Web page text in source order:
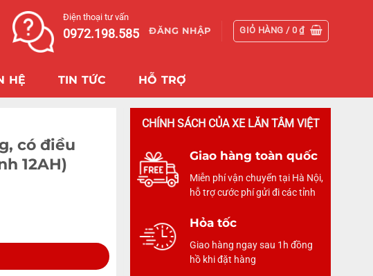
Điện thoại tư vấn
0972.198.585 ĐĂNG NHẬP GIỎ HÀNG / 0₫
HỆ TIN TỨC HỖ TRỢ
có điều
12AH)
CHÍNH SÁCH CỦA XE LĂN TÂM VIỆT
Giao hàng toàn quốc
Miễn phí vận chuyển tại Hà Nội,
hỗ trợ cước phí gửi đi các tỉnh
Hỏa tốc
Giao hàng ngay sau 1h đồng
hồ khi đặt hàng